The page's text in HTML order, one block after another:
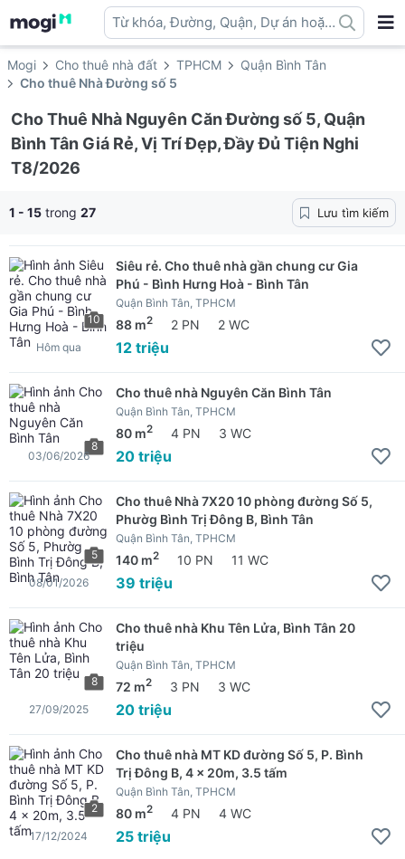
Từ khóa, Đường, Quận, Dự án hoặc
địa danh ...
Mogi Cho thuê nhà đất TPHCM
Quận Bình Tân
Cho thuê Nhà Đường số 5
Cho Thuê Nhà Nguyên Căn Đường số 5, Quận
Bình Tân Giá Rẻ, Vị Trí Đẹp, Đầy Đủ Tiện Nghi
T8/2026
1 - 15 trong 27 Lưu tìm kiếm
10
Siêu rẻ. Cho thuê nhà gần chung cư Gia
Phú - Bình Hưng Hoà - Bình Tân
Quận Bình Tân, TPHCM
88 m2 2 PN 2 WC
12 triệu
Hôm qua
8
Cho thuê nhà Nguyên Căn Bình Tân
Quận Bình Tân, TPHCM
80 m2 4 PN 3 WC
20 triệu
03/06/2026
5
Cho thuê Nhà 7X20 10 phòng đường Số 5,
Phườg Bình Trị Đông B, Bình Tân
Quận Bình Tân, TPHCM
140 m2 10 PN 11 WC
39 triệu
08/01/2026
8
Cho thuê nhà Khu Tên Lửa, Bình Tân 20
triệu
Quận Bình Tân, TPHCM
72 m2 3 PN 3 WC
20 triệu
27/09/2025
2
Cho thuê nhà MT KD đường Số 5, P. Bình
Trị Đông B, 4 x 20m, 3.5 tấm
Quận Bình Tân, TPHCM
80 m2 4 PN 4 WC
25 triệu
17/12/2024